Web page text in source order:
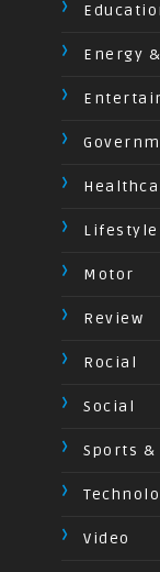
Energy
Lifestyle
Motor
Review
Rocial
Social
Sports &
Video